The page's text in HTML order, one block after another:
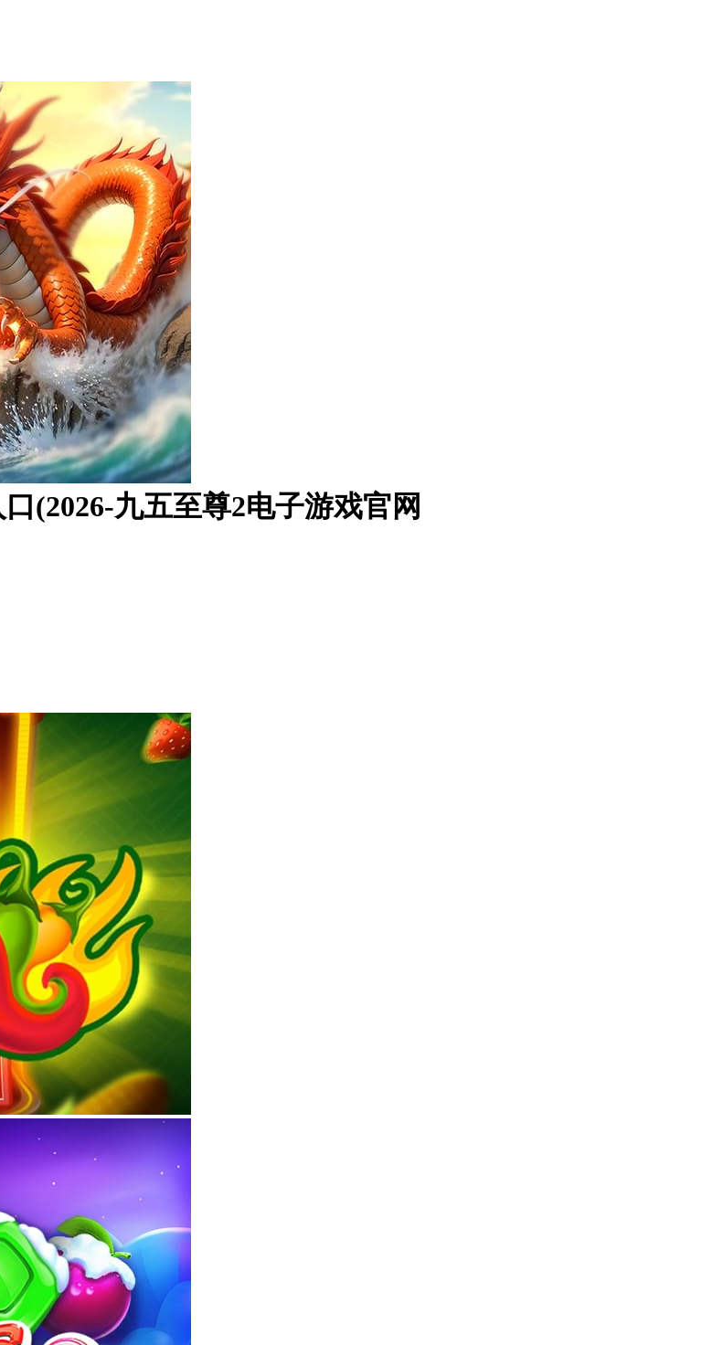
(2026-九五至尊2电子游戏官网